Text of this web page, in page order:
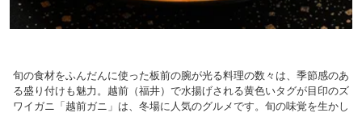
旬の食材をふんだんに使った板前の腕が光る料理の数々は、季節感のあ
る盛り付けも魅力。越前（福井）で水揚げされる黄色いタグが目印のズ
ワイガニ「越前ガニ」は、冬場に人気のグルメです。旬の味覚を生かし